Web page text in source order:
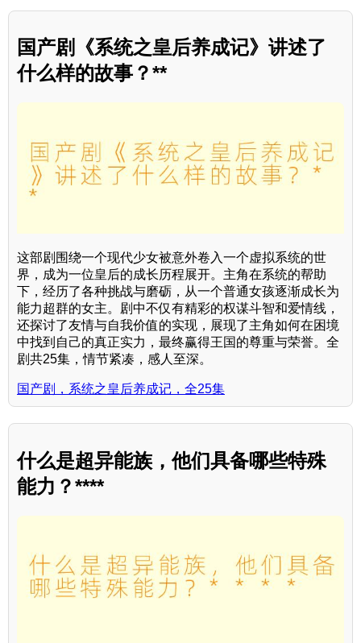
国产剧《系统之皇后养成记》讲述了
什么样的故事？**
这部剧围绕一个现代少女被意外卷入一个虚拟系统的世
界，成为一位皇后的成长历程展开。主角在系统的帮助
下，经历了各种挑战与磨砺，从一个普通女孩逐渐成长为
能力超群的女主。剧中不仅有精彩的权谋斗智和爱情线，
还探讨了友情与自我价值的实现，展现了主角如何在困境
中找到自己的真正实力，最终赢得王国的尊重与荣誉。全
剧共25集，情节紧凑，感人至深。
国产剧，系统之皇后养成记，全25集
什么是超异能族，他们具备哪些特殊
能力？****